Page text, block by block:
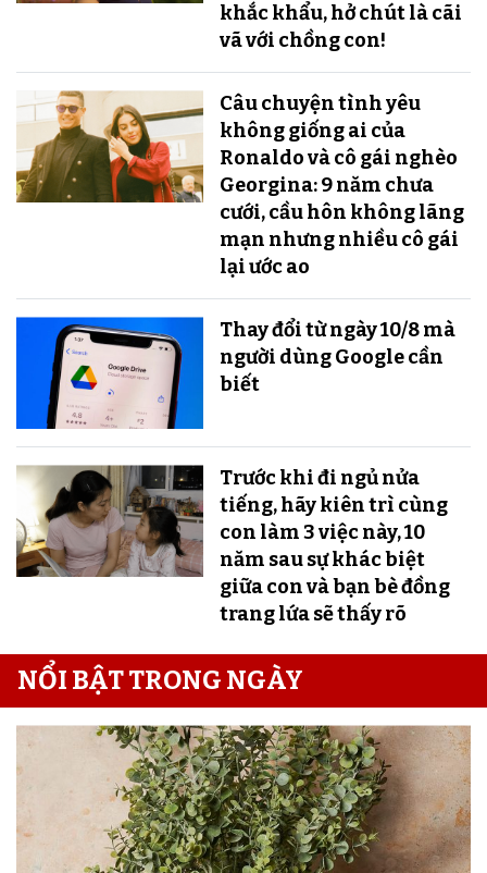
khắc khẩu, hở chút là cãi
vã với chồng con!
Câu chuyện tình yêu
không giống ai của
Ronaldo và cô gái nghèo
Georgina: 9 năm chưa
cưới, cầu hôn không lãng
mạn nhưng nhiều cô gái
lại ước ao
Thay đổi từ ngày 10/8 mà
người dùng Google cần
biết
Trước khi đi ngủ nửa
tiếng, hãy kiên trì cùng
con làm 3 việc này, 10
năm sau sự khác biệt
giữa con và bạn bè đồng
trang lứa sẽ thấy rõ
NỔI BẬT TRONG NGÀY